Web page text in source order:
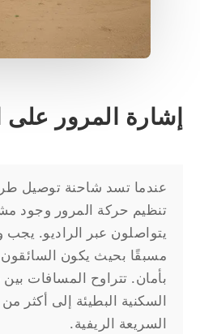
المرور على
عندما تسد شاحنة توصيل
تنظيم حركة المرور وجود
يتواصلون عبر الراديو. يجب
مسبقًا بحيث يكون السائقون
السريعة الريفية.